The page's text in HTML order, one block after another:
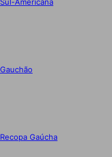
Gauchão
Recopa Gaúcha